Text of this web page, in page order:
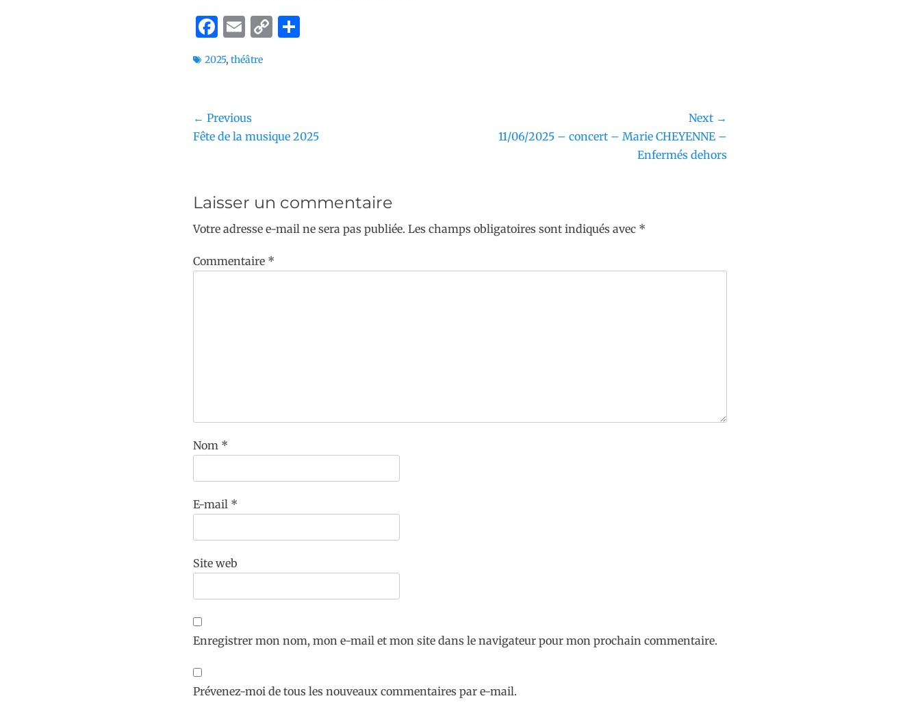
F
a
c
b
o
E
m
ai
C
n
Tags2025, théâtre
Navigation
de
← Previous
Previous
Fête de la musique 2025
Next →
11/06/2025 – concert – Marie CHEYENNE –
Enfermés dehors
Laisser un commentaire
Votre adresse e-mail ne sera pas publiée. Les champs obligatoires sont indiqués avec *
Commentaire *
Nom *
E-mail *
Site web
Enregistrer mon nom, mon e-mail et mon site dans le navigateur pour mon prochain commentaire.
Prévenez-moi de tous les nouveaux commentaires par e-mail.